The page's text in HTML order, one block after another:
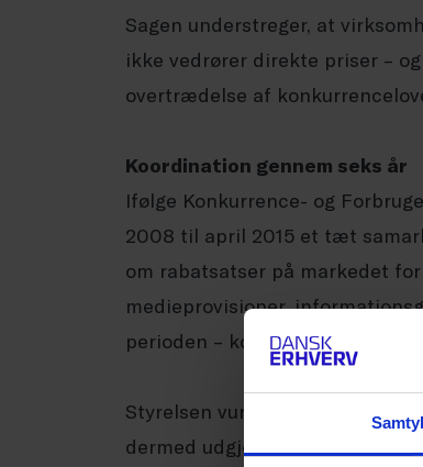
Sagen understreger, at
ikke vedrører direkte priser –
overtrædelse af
Koordination gennem seks år
Ifølge Konkurrence- og
2008 til april 2015 et tæt
om rabatsatser på markedet
medieprovisioner,
perioden – kontantrabatter.
Styrelsen vurderede, at
dermed udgjorde en